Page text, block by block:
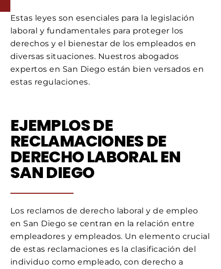
Estas leyes son esenciales para la legislación
laboral y fundamentales para proteger los
derechos y el bienestar de los empleados en
diversas situaciones. Nuestros abogados
expertos en San Diego están bien versados en
estas regulaciones.
EJEMPLOS DE
RECLAMACIONES DE
DERECHO LABORAL EN
SAN DIEGO
Los reclamos de derecho laboral y de empleo
en San Diego se centran en la relación entre
empleadores y empleados. Un elemento crucial
de estas reclamaciones es la clasificación del
individuo como empleado, con derecho a